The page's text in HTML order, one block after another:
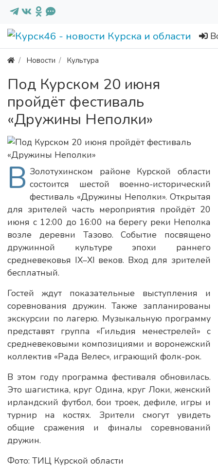
Новости Культура
Под Курском 20 июня
пройдёт фестиваль
«Дружины Неполки»
В Золотухинском районе Курской области
состоится шестой военно-исторический
фестиваль «Дружины Неполки». Открытая
для зрителей часть мероприятия пройдёт 20
июня с 12:00 до 16:00 на берегу реки Неполка
возле деревни Тазово. Событие посвящено
дружинной культуре эпохи раннего
средневековья IX–XI веков. Вход для зрителей
бесплатный.
Гостей ждут показательные выступления и
соревнования дружин. Также запланированы
экскурсии по лагерю. Музыкальную программу
представят группа «Гильдия менестрелей» с
средневековыми композициями и воронежский
коллектив «Рада Велес», играющий фолк-рок.
В этом году программа фестиваля обновилась.
Это шагистика, круг Одина, круг Локи, женский
ирландский футбол, бои троек, дефиле, игры и
турнир на костях. Зрители смогут увидеть
общие сражения и финалы соревнований
дружин.
Фото: ТИЦ Курской области